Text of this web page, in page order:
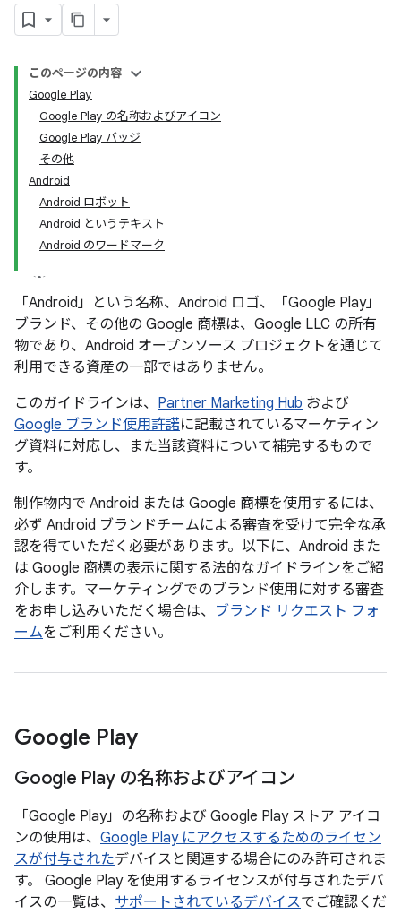
このページの内容
Google Play
Google Play の名称およびアイコン
Google Play バッジ
その他
Android
Android ロボット
Android というテキスト
Android のワードマーク
「Android」という名称、Android ロゴ、「Google Play」
ブランド、その他の Google 商標は、Google LLC の所有
物であり、Android オープンソース プロジェクトを通じて
利用できる資産の一部ではありません。
このガイドラインは、 Partner Marketing Hub および
Google ブランド使用許諾に記載されているマーケティン
グ資料に対応し、また当該資料について補完するもので
す。
制作物内で Android または Google 商標を使用するには、
必ず Android ブランドチームによる審査を受けて完全な承
認を得ていただく必要があります。以下に、Android また
は Google 商標の表示に関する法的なガイドラインをご紹
介します。マーケティングでのブランド使用に対する審査
をお申し込みいただく場合は、 ブランド リクエスト フォ
ームをご利用ください。
Google Play
Google Play の名称およびアイコン
「Google Play」の名称および Google Play ストア アイコ
ンの使用は、 Google Play にアクセスするためのライセン
スが付与されたデバイスと関連する場合にのみ許可されま
す。 Google Play を使用するライセンスが付与されたデバ
イスの一覧は、 サポートされているデバイスでご確認くだ